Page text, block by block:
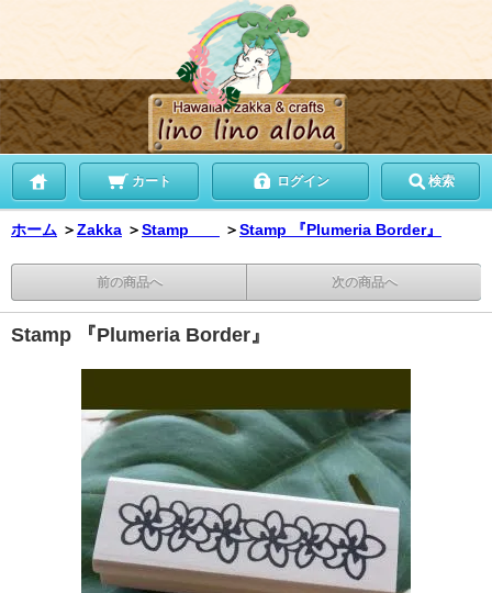
カート ログイン 検索
ホーム ＞Zakka ＞Stamp ＞Stamp 『Plumeria Border』
前の商品へ 次の商品へ
Stamp 『Plumeria Border』